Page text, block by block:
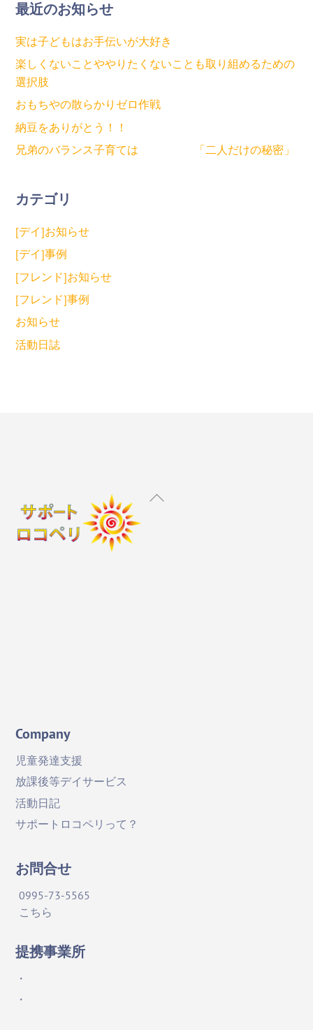
最近のお知らせ
実は子どもはお手伝いが大好き
楽しくないことややりたくないことも取り組めるための
選択肢
おもちやの散らかりゼロ作戦
納豆をありがとう！！
兄弟のバランス子育ては 「二人だけの秘密」
カテゴリ
[デイ]お知らせ
[デイ]事例
[フレンド]お知らせ
[フレンド]事例
お知らせ
活動日誌
Back
Company
児童発達支援
放課後等デイサービス
活動日記
サポートロコペリって？
お問合せ
0995-73-5565
こちら
提携事業所
・
・